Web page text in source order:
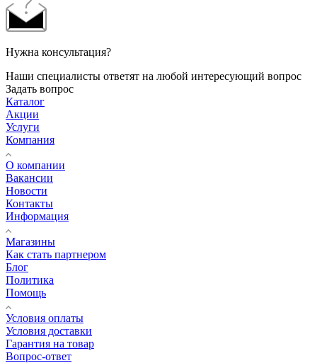
Нужна консультация?
Наши специалисты ответят на любой интересующий вопрос
Задать вопрос
Каталог
Акции
Услуги
Компания
О компании
Вакансии
Новости
Контакты
Информация
Магазины
Как стать партнером
Блог
Политика
Помощь
Условия оплаты
Условия доставки
Гарантия на товар
Вопрос-ответ